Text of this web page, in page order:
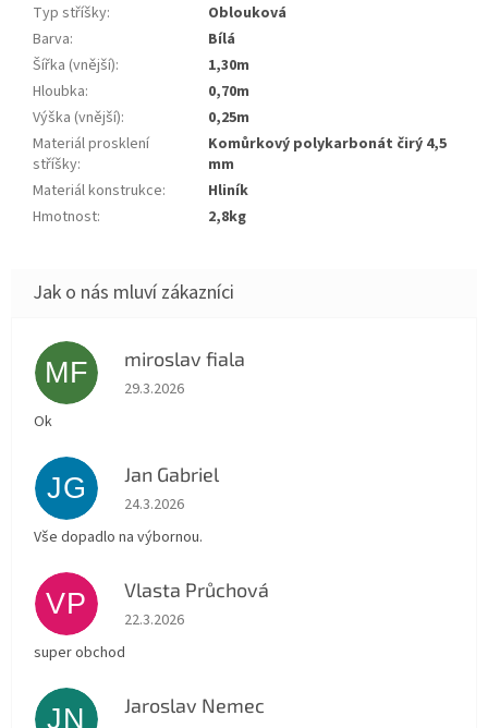
Typ stříšky:
oblouková
Barva:
bílá
Šířka (vnější):
1,30m
Hloubka:
0,70m
Výška (vnější):
0,25m
Materiál prosklení
stříšky:
komůrkový polykarbonát čirý 4,5
mm
Materiál konstrukce:
hliník
Hmotnost: 2,8kg
MF miroslav fiala
Hodnocení obchodu je 5 z 5 hvězdiček.
29.3.2026
Ok
JG Jan Gabriel
Hodnocení obchodu je 5 z 5 hvězdiček.
24.3.2026
Vše dopadlo na výbornou.
VP Vlasta Průchová
Hodnocení obchodu je 5 z 5 hvězdiček.
22.3.2026
super obchod
JN Jaroslav Nemec